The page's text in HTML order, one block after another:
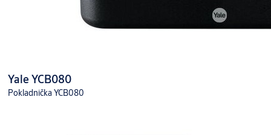
Yale YCB080
Pokladnička YCB080